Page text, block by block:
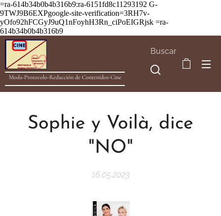
=ra-614b34b0b4b316b9:ra-6151fd8c11293192 G-
9TWJ9B6EXPgoogle-site-verification=3RH7v-
yOfo92hFCGyJ9uQ1nFoyhH3Rn_ciPoEIGRjsk =ra-
614b34b0b4b316b9
Moda-Protocolo-Redacción de Contenidos-Cine
Buscar
Sophie y Voilà, dice
"NO"
16.05.2023